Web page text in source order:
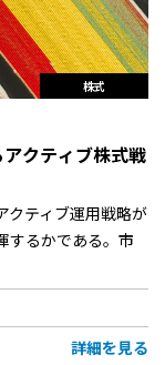
株式
クティブ株式戦
クティブ運用戦略が
するかである。市
詳細を見る